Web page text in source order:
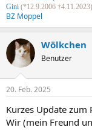
Gini (*12.9.2006
BZ Moppel
Wölkchen
Benutzer
20. Feb. 2025
Kurzes Update zum
Wir (mein Freund